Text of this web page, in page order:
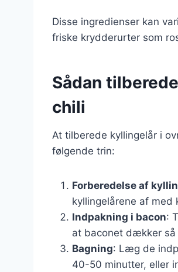
Disse ingredienser kan
friske krydderurter som
Sådan
chili
At tilberede kyllingelår i
følgende trin:
Forberedelse af
kyllingelårene af med
Indpakning i bacon:
at baconet dækker så
Bagning: Læg de
40-50 minutter, eller